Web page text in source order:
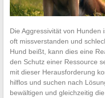
Die Aggressivität von Hunden
oft missverstanden und
Hund beißt, kann dies eine
den Schutz einer Ressource
mit dieser Herausforderung
hilflos und suchen nach
bewältigen und gleichzeitig